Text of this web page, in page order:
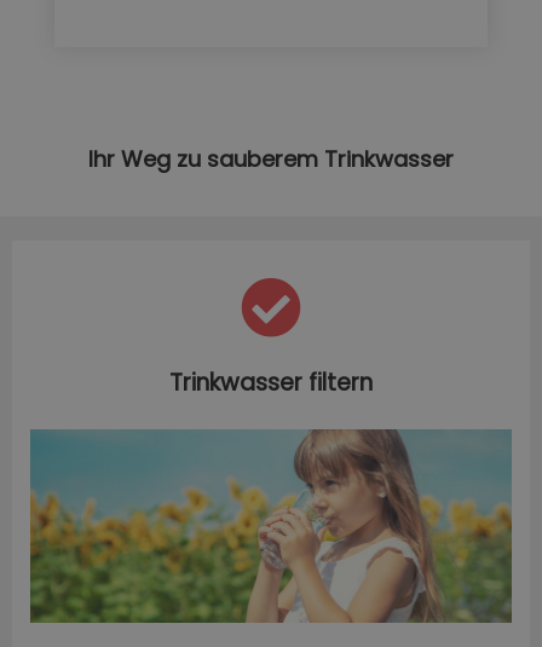
Ihr Weg zu sauberem Trinkwasser
Trinkwasser filtern